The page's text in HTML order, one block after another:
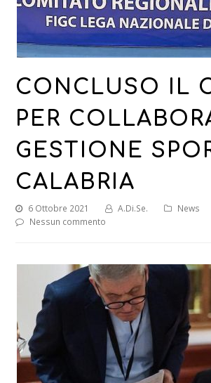
CONCLUSO IL
PER
GESTIONE
CALABRIA
6 Ottobre 2021 A.Di.Se.
News
Nessun commento